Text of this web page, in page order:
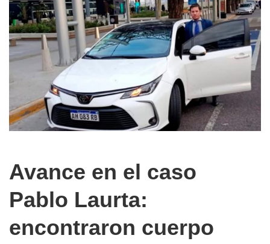
Avance en el caso
Pablo Laurta:
encontraron cuerpo